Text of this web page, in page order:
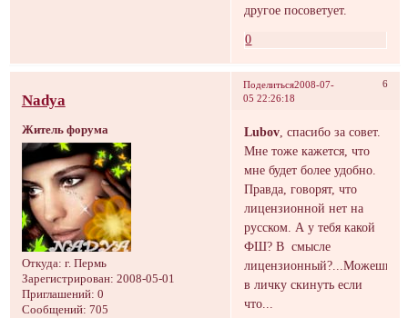
другое посоветует.
0
Поделиться 6
2008-07-
05 22:26:18
Nadya
Житель форума
Откуда: г. Пермь
Зарегистрирован: 2008-05-01
Приглашений: 0
Сообщений: 705
Lubov , спасибо за совет.
Мне тоже кажется, что
мне будет более удобно.
Правда, говорят, что
лицензионной нет на
русском. А у тебя какой
ФШ? В смысле
лицензионный?...Можешь
в личку скинуть если
что...